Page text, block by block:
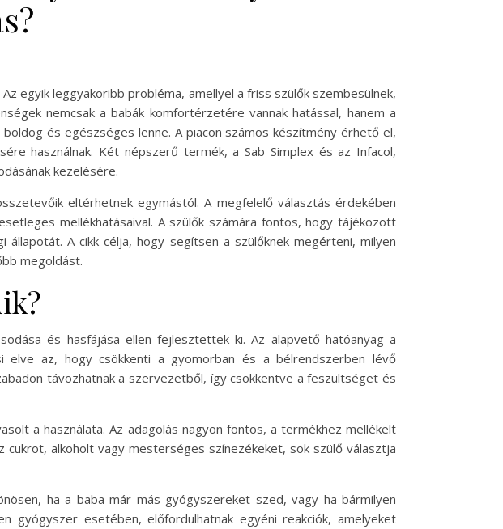
egyik leggyakoribb probléma, amellyel a friss szülők szembesülnek,
nemcsak a babák komfortérzetére vannak hatással, hanem a
és egészséges lenne. A piacon számos készítmény érhető el,
használnak. Két népszerű termék, a Sab Simplex és az Infacol,
kezelésére.
eltérhetnek egymástól. A megfelelő választás érdekében
mellékhatásaival. A szülők számára fontos, hogy tájékozott
A cikk célja, hogy segítsen a szülőknek megérteni, milyen
megoldást.
és hasfájása ellen fejlesztettek ki. Az alapvető hatóanyag a
elve az, hogy csökkenti a gyomorban és a bélrendszerben lévő
távozhatnak a szervezetből, így csökkentve a feszültséget és
a használata. Az adagolás nagyon fontos, a termékhez mellékelt
alkoholt vagy mesterséges színezékeket, sok szülő választja
ha a baba már más gyógyszereket szed, vagy ha bármilyen
gyógyszer esetében, előfordulhatnak egyéni reakciók, amelyeket